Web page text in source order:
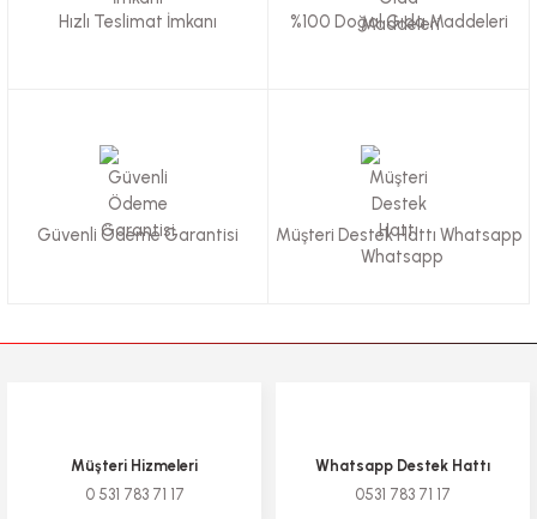
Hızlı Teslimat İmkanı %100 Doğal Gıda Maddeleri
Güvenli Ödeme Garantisi Müşteri Destek Hattı Whatsapp
Müşteri Hizmeleri
0 531 783 71 17
Whatsapp Destek Hattı
0531 783 71 17